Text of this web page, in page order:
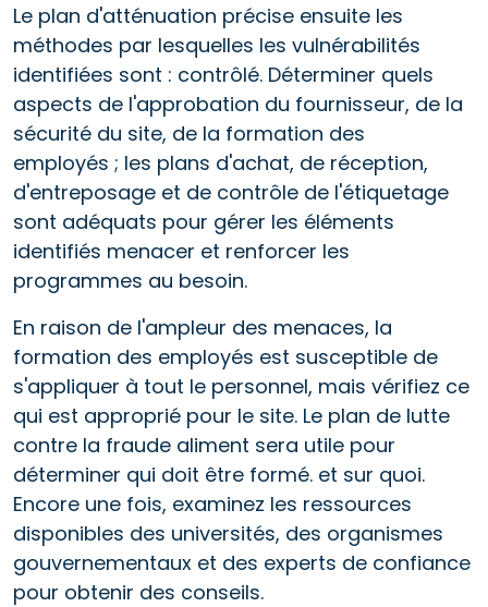
Le plan d'atténuation précise ensuite les
méthodes par lesquelles les vulnérabilités
identifiées sont : contrôlé. Déterminer quels
aspects de l'approbation du fournisseur, de la
sécurité du site, de la formation des
employés ; les plans d'achat, de réception,
d'entreposage et de contrôle de l'étiquetage
sont adéquats pour gérer les éléments
identifiés menacer et renforcer les
programmes au besoin.
En raison de l'ampleur des menaces, la
formation des employés est susceptible de
s'appliquer à tout le personnel, mais vérifiez ce
qui est approprié pour le site. Le plan de lutte
contre la fraude aliment sera utile pour
déterminer qui doit être formé. et sur quoi.
Encore une fois, examinez les ressources
disponibles des universités, des organismes
gouvernementaux et des experts de confiance
pour obtenir des conseils.